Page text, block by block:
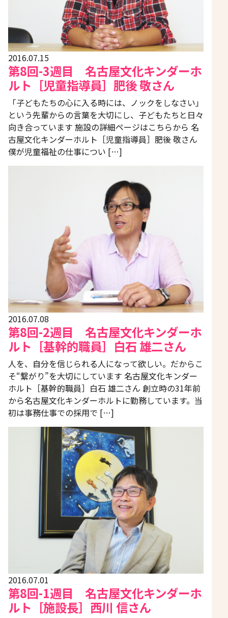
2016.07.15
第8回-3週目 名古屋文化キンダーホ
ルト［児童指導員］肥後 敬さん
「子どもたちの心に入る時には、ノックをしなさい」
という先輩からの言葉を大切にし、子どもたちと日々
向き合っています 施設の詳細ページはこちらから 名
古屋文化キンダーホルト［児童指導員］肥後 敬さん
僕が児童福祉の仕事につい […]
2016.07.08
第8回-2週目 名古屋文化キンダーホ
ルト［基幹的職員］白石 雄二さん
人を、自分を信じられる人になって欲しい。だからこ
そ“繋がり”を大切にしています 名古屋文化キンダー
ホルト［基幹的職員］白石 雄二さん 創立時の31年前
から名古屋文化キンダーホルトに勤務しています。当
初は事務仕事での採用で […]
2016.07.01
第8回-1週目 名古屋文化キンダーホ
ルト［施設長］西川 信さん